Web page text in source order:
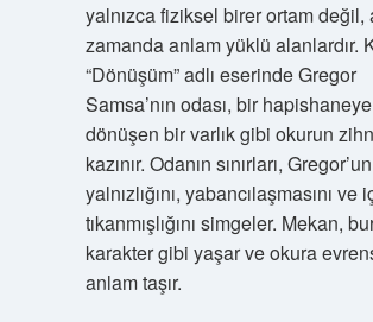
yalnızca fiziksel birer ortam değil,
zamanda anlam yüklü alanlardır.
“Dönüşüm” adlı eserinde Gregor
Samsa’nın odası, bir hapishaneye
dönüşen bir varlık gibi okurun
kazınır. Odanın sınırları, Gregor’un
yalnızlığını, yabancılaşmasını ve
tıkanmışlığını simgeler. Mekan,
karakter gibi yaşar ve okura
anlam taşır.